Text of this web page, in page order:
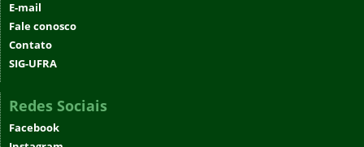
E-mail
Fale conosco
Contato
SIG-UFRA
Redes Sociais
Facebook